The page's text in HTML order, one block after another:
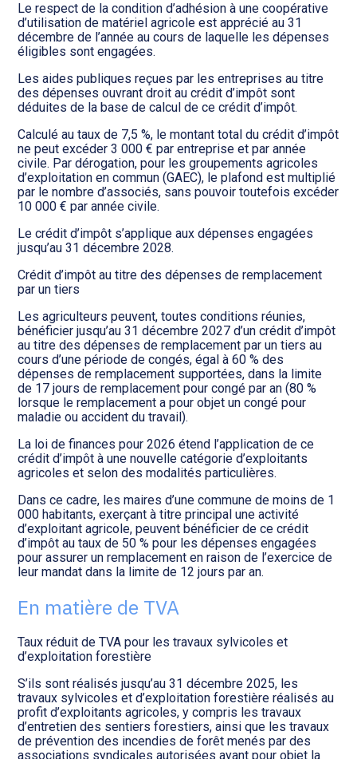
Le respect de la condition d’adhésion à une coopérative
d’utilisation de matériel agricole est apprécié au 31
décembre de l’année au cours de laquelle les dépenses
éligibles sont engagées.
Les aides publiques reçues par les entreprises au titre
des dépenses ouvrant droit au crédit d’impôt sont
déduites de la base de calcul de ce crédit d’impôt.
Calculé au taux de 7,5 %, le montant total du crédit d’impôt
ne peut excéder 3 000 € par entreprise et par année
civile. Par dérogation, pour les groupements agricoles
d’exploitation en commun (GAEC), le plafond est multiplié
par le nombre d’associés, sans pouvoir toutefois excéder
10 000 € par année civile.
Le crédit d’impôt s’applique aux dépenses engagées
jusqu’au 31 décembre 2028.
Crédit d’impôt au titre des dépenses de remplacement
par un tiers
Les agriculteurs peuvent, toutes conditions réunies,
bénéficier jusqu’au 31 décembre 2027 d’un crédit d’impôt
au titre des dépenses de remplacement par un tiers au
cours d’une période de congés, égal à 60 % des
dépenses de remplacement supportées, dans la limite
de 17 jours de remplacement pour congé par an (80 %
lorsque le remplacement a pour objet un congé pour
maladie ou accident du travail).
La loi de finances pour 2026 étend l’application de ce
crédit d’impôt à une nouvelle catégorie d’exploitants
agricoles et selon des modalités particulières.
Dans ce cadre, les maires d’une commune de moins de 1
000 habitants, exerçant à titre principal une activité
d’exploitant agricole, peuvent bénéficier de ce crédit
d’impôt au taux de 50 % pour les dépenses engagées
pour assurer un remplacement en raison de l’exercice de
leur mandat dans la limite de 12 jours par an.
En matière de TVA
Taux réduit de TVA pour les travaux sylvicoles et
d’exploitation forestière
S’ils sont réalisés jusqu’au 31 décembre 2025, les
travaux sylvicoles et d’exploitation forestière réalisés au
profit d’exploitants agricoles, y compris les travaux
d’entretien des sentiers forestiers, ainsi que les travaux
de prévention des incendies de forêt menés par des
associations syndicales autorisées ayant pour objet la